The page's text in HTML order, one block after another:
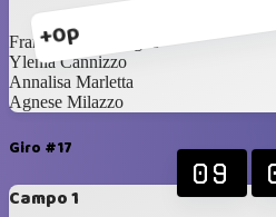
+0p
Francesca Malgioglio
Ylenia Cannizzo
Annalisa Marletta
Agnese Milazzo
Giro #17
Campo 1
09